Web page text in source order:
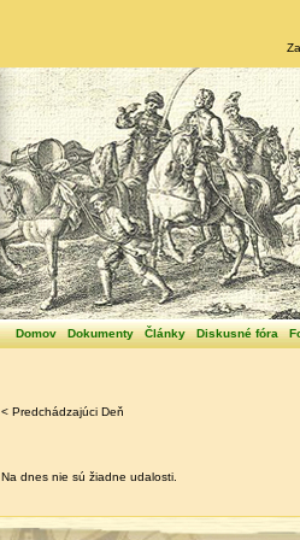
Domov Dokumenty Články Diskusné fóra
< Predchádzajúci Deň
Na dnes nie sú žiadne udalosti.